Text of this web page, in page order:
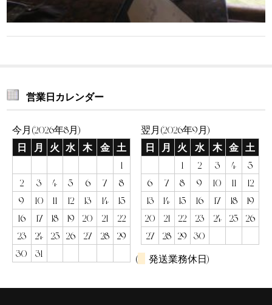
営業日カレンダー
今月(2026年8月)
日
月 火 水 木 金
土
1
2
3 4 5 6 7
8
9
10 11 12 13 14
15
16
17 18 19 20 21
22
23
24 25 26 27 28
29
30
31
翌月(2026年9月)
日
月 火 水 木 金
土
1
2 3 4
5
6
7 8 9 10 11
12
13
14 15 16 17 18
19
20
21 22 23 24 25
26
27
28 29
30
(
発送業務休日)